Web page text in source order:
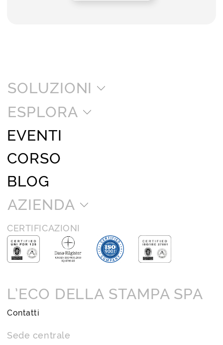
SOLUZIONI
ESPLORA
EVENTI
CORSO
BLOG
AZIENDA
CERTIFICAZIONI
L’ECO DELLA STAMPA SPA
Contatti
Sede centrale